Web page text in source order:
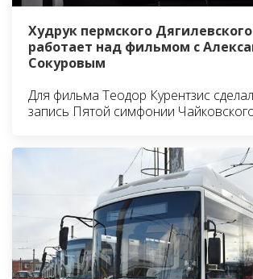
Худрук пермского
работает над фильмом с
Сокуровым
Для фильма Теодор Курентзис
запись Пятой симфонии